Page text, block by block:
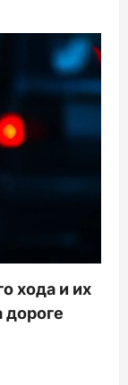
хода и их
дороге